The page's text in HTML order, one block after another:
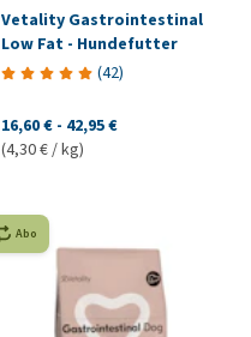
Vetality Gastrointestinal
Low Fat - Hundefutter
(42)
16,60 € - 42,95 €
(4,30 € / kg)
Abo